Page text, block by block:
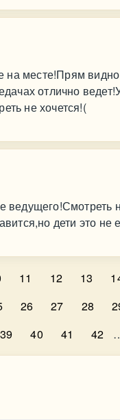
на месте!Прям
отлично
не хочется!(
дети это не
11 12 13
26 27 28
39 40 41 42